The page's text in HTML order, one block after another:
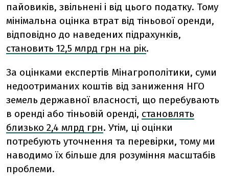
пайовиків, звільнені і від цього податку. Тому
мінімальна оцінка втрат від тіньової оренди,
відповідно до наведених підрахунків,
становить 12,5 млрд грн на рік.
За оцінками експертів Мінагрополітики, суми
недоотриманих коштів від заниження НГО
земель державної власності, що перебувають
в оренді або тіньовій оренді, становлять
близько 2,4 млрд грн. Утім, ці оцінки
потребують уточнення та перевірки, тому ми
наводимо їх більше для розуміння масштабів
проблеми.